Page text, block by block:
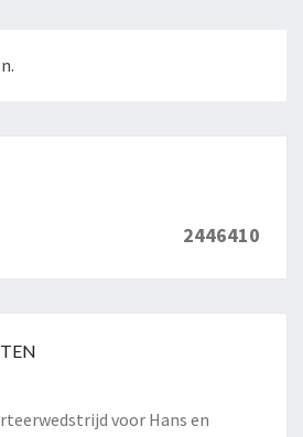
2446410
voor Hans en